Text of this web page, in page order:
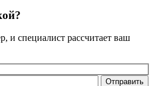
и специалист рассчитает ваш